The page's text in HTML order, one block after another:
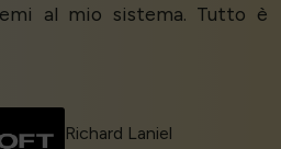
al mio sistema. Tutto è
Richard Laniel